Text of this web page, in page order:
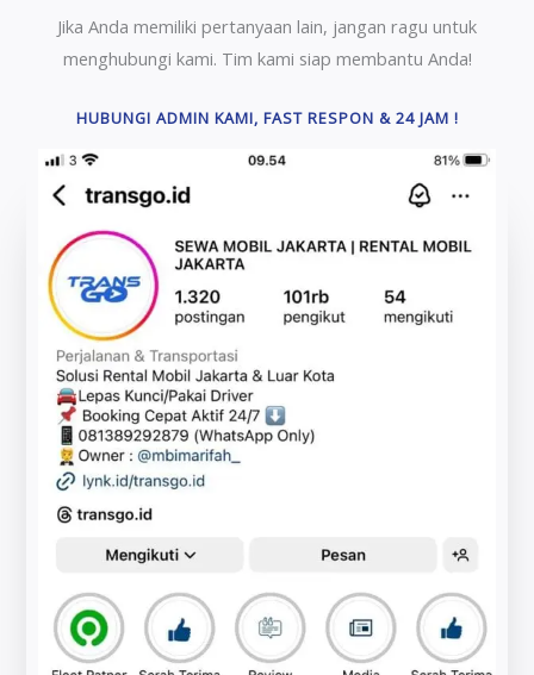
Jika Anda memiliki pertanyaan lain, jangan ragu untuk
menghubungi kami. Tim kami siap membantu Anda!
HUBUNGI ADMIN KAMI, FAST RESPON & 24 JAM !